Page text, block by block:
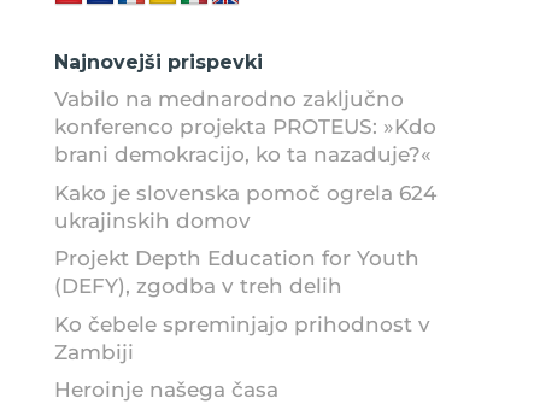
Najnovejši prispevki
Vabilo na mednarodno zaključno
konferenco projekta PROTEUS: »Kdo
brani demokracijo, ko ta nazaduje?«
Kako je slovenska pomoč ogrela 624
ukrajinskih domov
Projekt Depth Education for Youth
(DEFY), zgodba v treh delih
Ko čebele spreminjajo prihodnost v
Zambiji
Heroinje našega časa